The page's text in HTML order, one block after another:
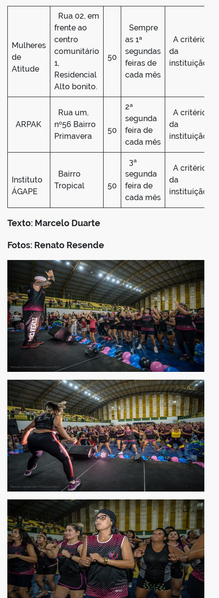
Mulheres
de
Atitude
Rua 02, em
frente ao
centro
comunitário
1,
Residencial
Alto bonito.
50
Sempre
as 1ª
segundas
feiras de
cada mês
A critério
da
instituição
ARPAK
Rua um,
nº56 Bairro
Primavera
50
2ª
segunda
feira de
cada mês
A critério
da
instituição
Instituto
ÁGAPE
Bairro
Tropical
50
3ª
segunda
feira de
cada mês
A critério
da
instituição
Texto: Marcelo Duarte
Fotos: Renato Resende